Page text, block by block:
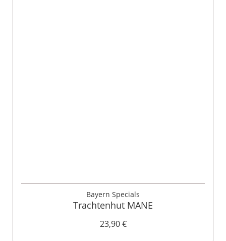
Bayern Specials
Trachtenhut MANE
23,90 €